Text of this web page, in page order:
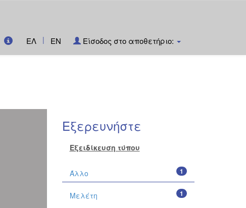
ΕΛ | EN Είσοδος στο αποθετήριο:
Εξερευνήστε
Εξειδίκευση τύπου
1
Άλλο
1
Μελέτη